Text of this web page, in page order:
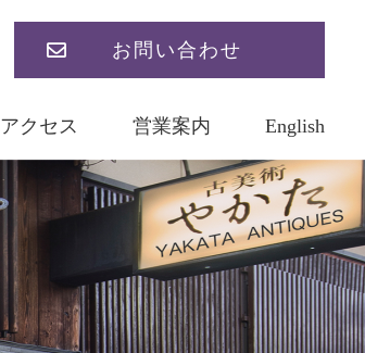
お問い合わせ
アクセス 営業案内 English